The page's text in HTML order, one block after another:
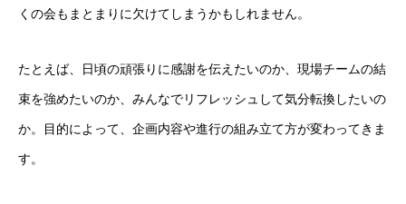
くの会もまとまりに欠けてしまうかもしれません。
たとえば、日頃の頑張りに感謝を伝えたいのか、現場チームの結
束を強めたいのか、みんなでリフレッシュして気分転換したいの
か。目的によって、企画内容や進行の組み立て方が変わってきま
す。